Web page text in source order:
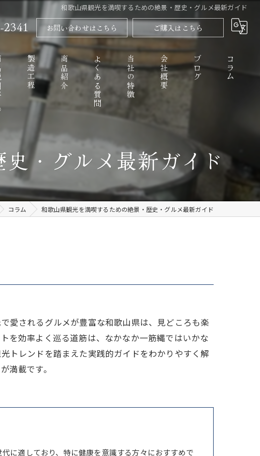
和歌山県観光を満喫するための絶景・歴史・グルメ最新ガイド
お問い合わせはこちら ご購入はこちら
製造工程 商品紹介 よくある質問 当社の特徴
精進料理
なめらか
お取り寄せ
会社概要 ブログ コラム
・グルメ最新ガイド
コラム 和歌山県観光を満喫するための絶景・歴史・グルメ最新ガイド
愛されるグルメが豊富な和歌山県は、見どころも楽
を効率よく巡る道筋は、なかなか一筋縄ではいかな
トレンドを踏まえた実践的ガイドをわかりやすく解
満載です。
に適しており、特に健康を意識する方々におすすめで